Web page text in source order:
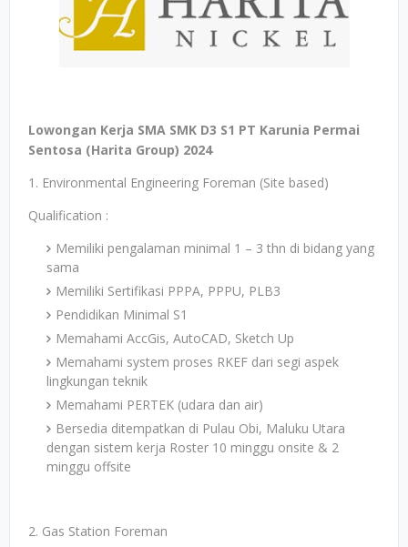
Lowongan Kerja SMA SMK D3 S1 PT Karunia Permai
Sentosa (Harita Group) 2024
1. Environmental Engineering Foreman (Site based)
Qualification :
Memiliki pengalaman minimal 1 – 3 thn di bidang yang
sama
Memiliki Sertifikasi PPPA, PPPU, PLB3
Pendidikan Minimal S1
Memahami AccGis, AutoCAD, Sketch Up
Memahami system proses RKEF dari segi aspek
lingkungan teknik
Memahami PERTEK (udara dan air)
Bersedia ditempatkan di Pulau Obi, Maluku Utara
dengan sistem kerja Roster 10 minggu onsite & 2
minggu offsite
2. Gas Station Foreman